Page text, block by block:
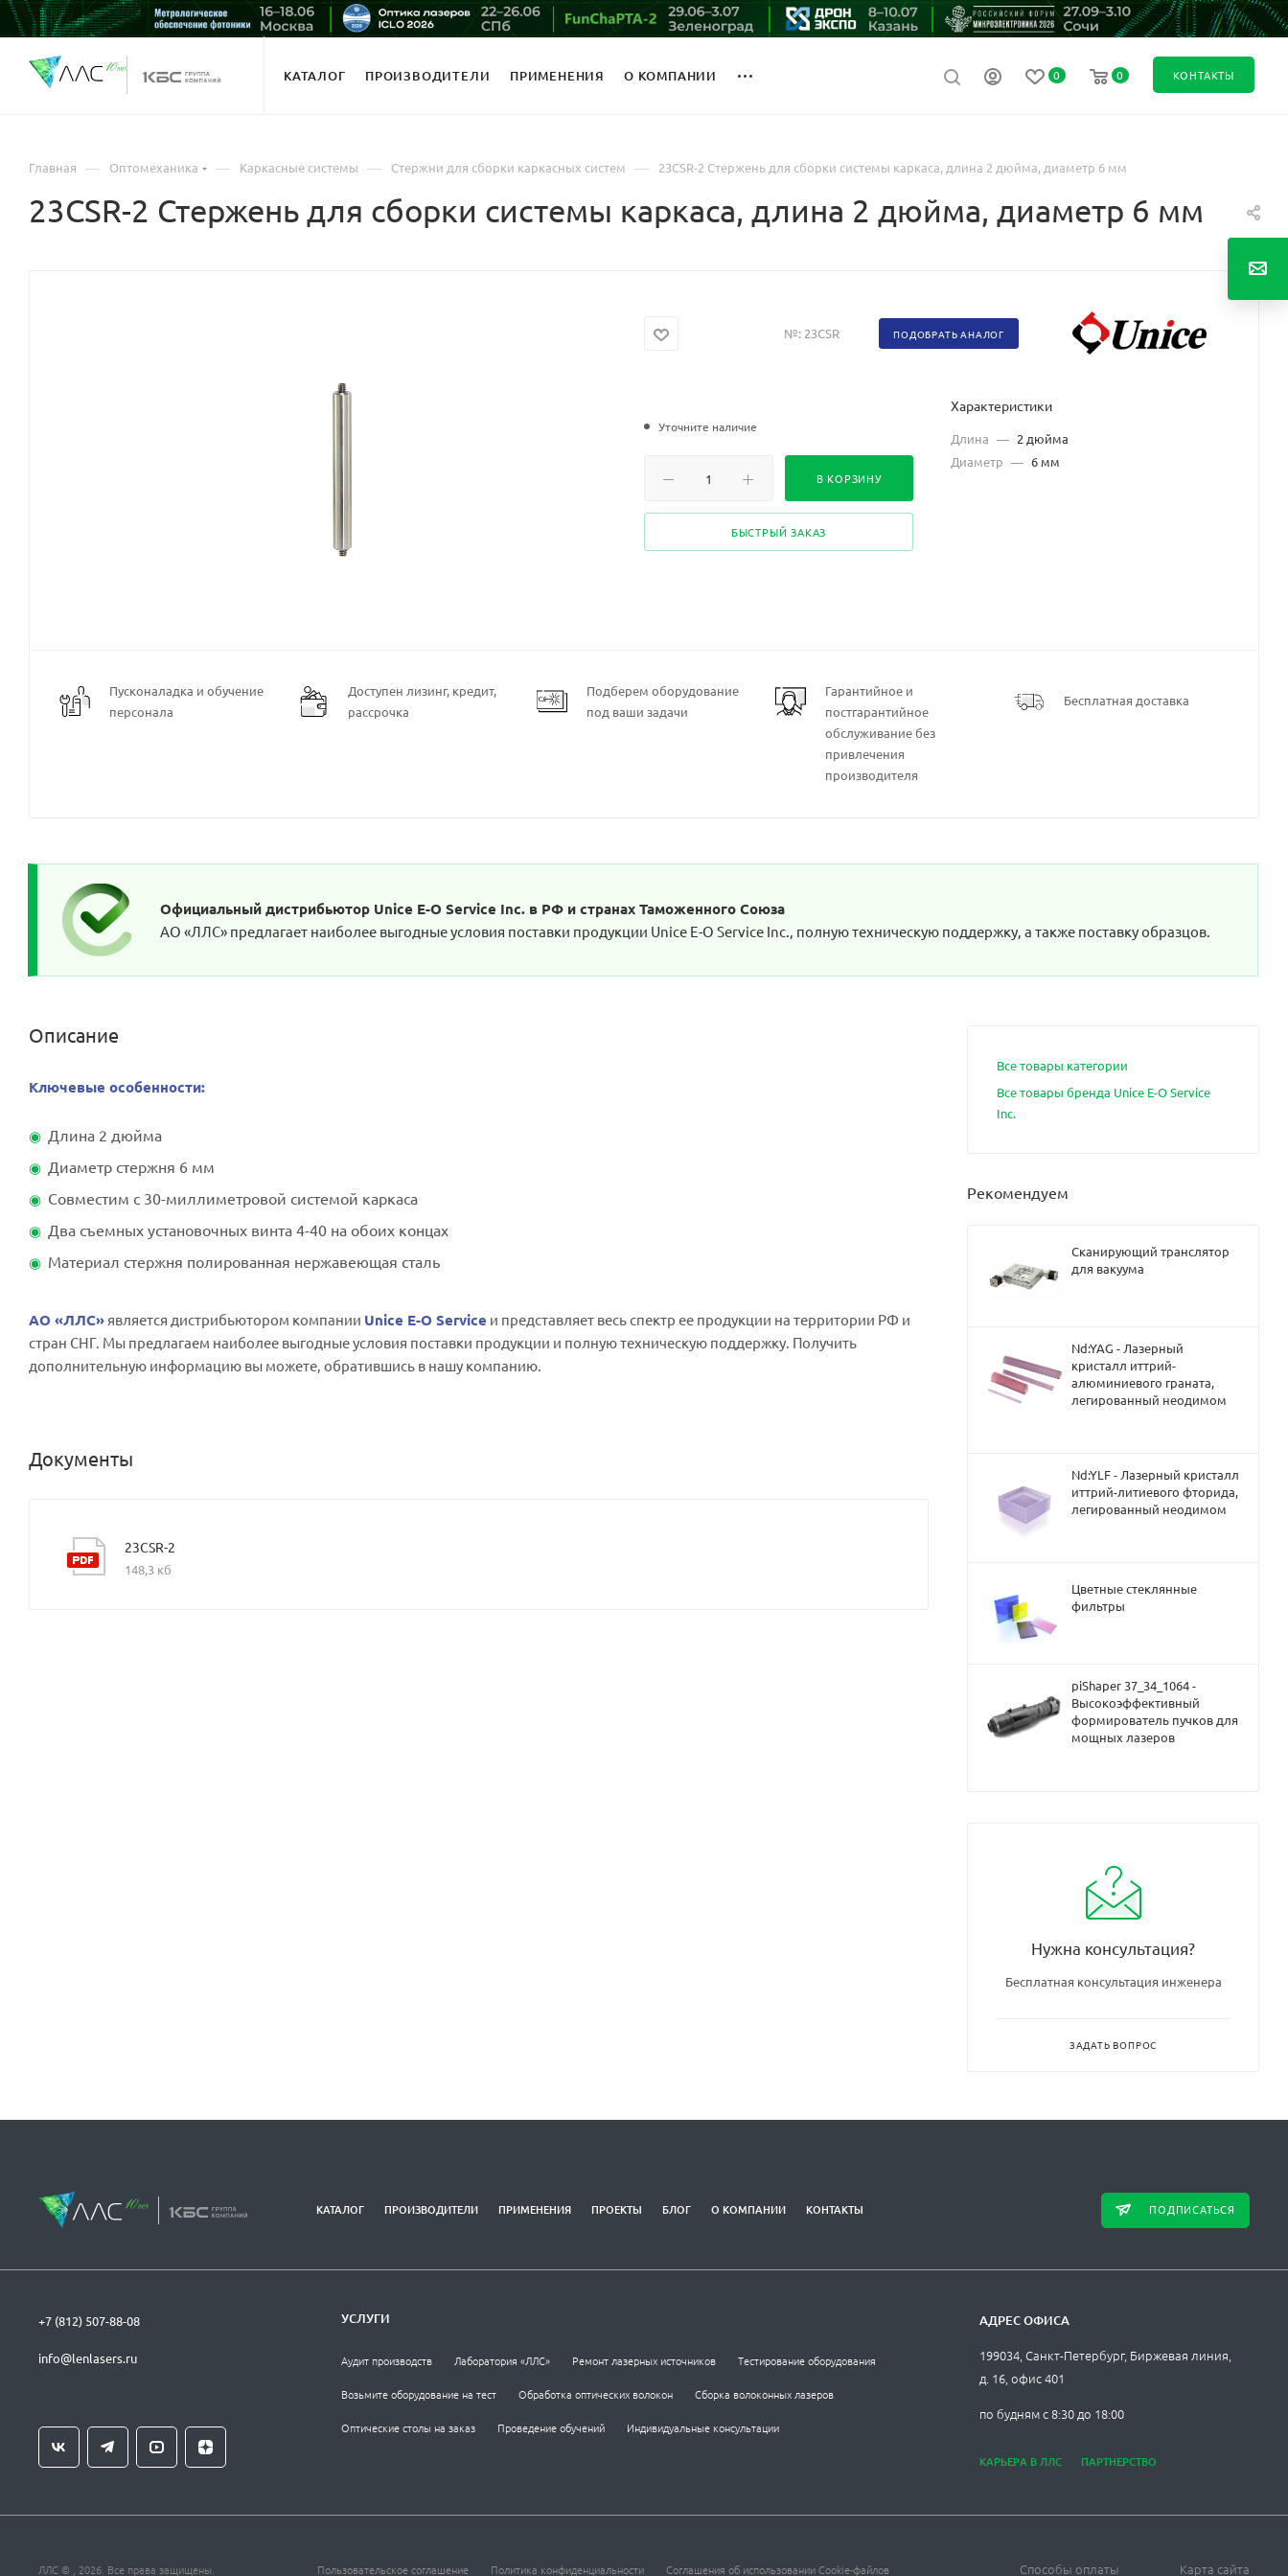
КАТАЛОГ ПРОИЗВОДИТЕЛИ ПРИМЕНЕНИЯ О КОМПАНИИ 0 0 КОНТАКТЫ
Главная — Оптомеханика — Каркасные системы — Стержни для сборки каркасных систем — 23CSR-2 Стержень для сборки системы каркаса, длина 2 дюйма, диаметр 6 мм
23CSR-2 Стержень для сборки системы каркаса, длина 2 дюйма, диаметр 6 мм
№: 23CSR ПОДОБРАТЬ АНАЛОГ
Уточните наличие
В КОРЗИНУ
БЫСТРЫЙ ЗАКАЗ
Характеристики
Длина — 2 дюйма
Диаметр — 6 мм
Пусконаладка и обучение
персонала
Доступен лизинг, кредит,
рассрочка
Подберем оборудование
под ваши задачи
Гарантийное и
постгарантийное
обслуживание без
привлечения
производителя
Бесплатная доставка
Официальный дистрибьютор Unice E-O Service Inc. в РФ и странах Таможенного Союза
АО «ЛЛС» предлагает наиболее выгодные условия поставки продукции Unice E-O Service Inc., полную техническую поддержку, а также поставку образцов.
Описание
Ключевые особенности:
Длина 2 дюйма
Диаметр стержня 6 мм
Совместим с 30-миллиметровой системой каркаса
Два съемных установочных винта 4-40 на обоих концах
Материал стержня полированная нержавеющая сталь
АО «ЛЛС» является дистрибьютором компании Unice E-O Service и представляет весь спектр ее продукции на территории РФ и
стран СНГ. Мы предлагаем наиболее выгодные условия поставки продукции и полную техническую поддержку. Получить
дополнительную информацию вы можете, обратившись в нашу компанию.
Документы
23CSR-2
148,3 кб
Все товары категории
Все товары бренда Unice E-O Service
Inc.
Рекомендуем
Сканирующий транслятор
для вакуума
Nd:YAG - Лазерный
кристалл иттрий-
алюминиевого граната,
легированный неодимом
Nd:YLF - Лазерный кристалл
иттрий-литиевого фторида,
легированный неодимом
Цветные стеклянные
фильтры
piShaper 37_34_1064 -
Высокоэффективный
формирователь пучков для
мощных лазеров
Нужна консультация?
Бесплатная консультация инженера
ЗАДАТЬ ВОПРОС
КАТАЛОГ ПРОИЗВОДИТЕЛИ ПРИМЕНЕНИЯ ПРОЕКТЫ БЛОГ О КОМПАНИИ КОНТАКТЫ ПОДПИСАТЬСЯ
+7 (812) 507-88-08
info@lenlasers.ru
УСЛУГИ
Аудит производств Лаборатория «ЛЛС» Ремонт лазерных источников Тестирование оборудования
Возьмите оборудование на тест Обработка оптических волокон Сборка волоконных лазеров
Оптические столы на заказ Проведение обучений Индивидуальные консультации
АДРЕС ОФИСА
199034, Санкт-Петербург, Биржевая линия,
д. 16, офис 401
по будням с 8:30 до 18:00
КАРЬЕРА В ЛЛС ПАРТНЕРСТВО
ЛЛС © , 2026. Все права защищены. Пользовательское соглашение Политика конфиденциальности Соглашения об использовании Cookie-файлов Способы оплаты Карта сайта